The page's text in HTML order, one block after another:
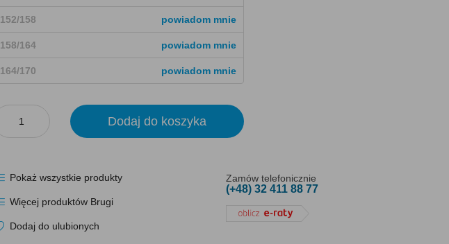
152/158 powiadom mnie
158/164 powiadom mnie
164/170 powiadom mnie
Dodaj do koszyka
Pokaż wszystkie produkty
Więcej produktów Brugi
Dodaj do ulubionych
Zamów telefonicznie
(+48) 32 411 88 77